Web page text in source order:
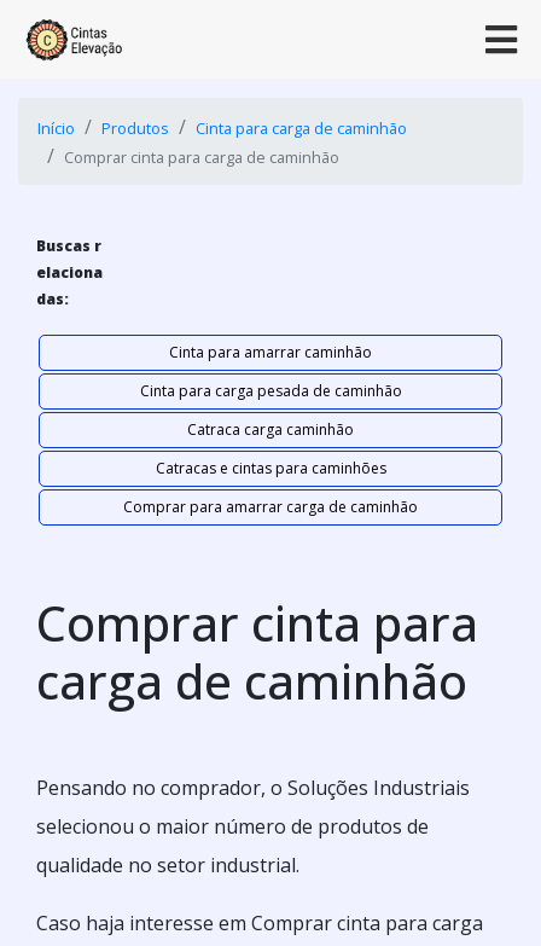
Início Produtos
Cinta para carga de caminhão
Comprar cinta para carga de caminhão
Buscas r
elaciona
das:
Cinta para amarrar caminhão
Cinta para carga pesada de caminhão
Catraca carga caminhão
Catracas e cintas para caminhões
Comprar para amarrar carga de caminhão
Comprar cinta para
carga de caminhão
Pensando no comprador, o Soluções Industriais
selecionou o maior número de produtos de
qualidade no setor industrial.
Caso haja interesse em Comprar cinta para carga